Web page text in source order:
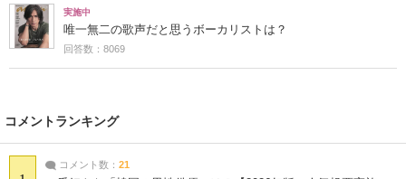
実施中
唯一無二の歌声だと思うボーカリストは？
回答数：8069
コメントランキング
コメント数： 21